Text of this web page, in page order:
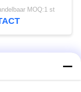
ronde staaf
MOQ:1 st